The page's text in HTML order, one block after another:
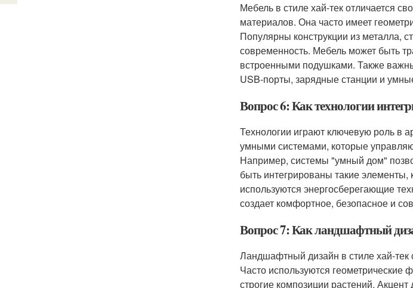
Мебель в стиле хай-тек отличается
материалов. Она часто имеет
Популярны конструкции из металла,
современность. Мебель может быть
встроенными подушками. Также
USB-порты, зарядные станции и
Вопрос 6: Как технологии
Технологии играют ключевую роль в
умными системами, которые
Например, системы "умный дом"
быть интегрированы такие
используются энергосберегающие
создает комфортное, безопасное и
Вопрос 7: Как ландшафтный
Ландшафтный дизайн в стиле хай-тек
Часто используются
строгие композиции растений.